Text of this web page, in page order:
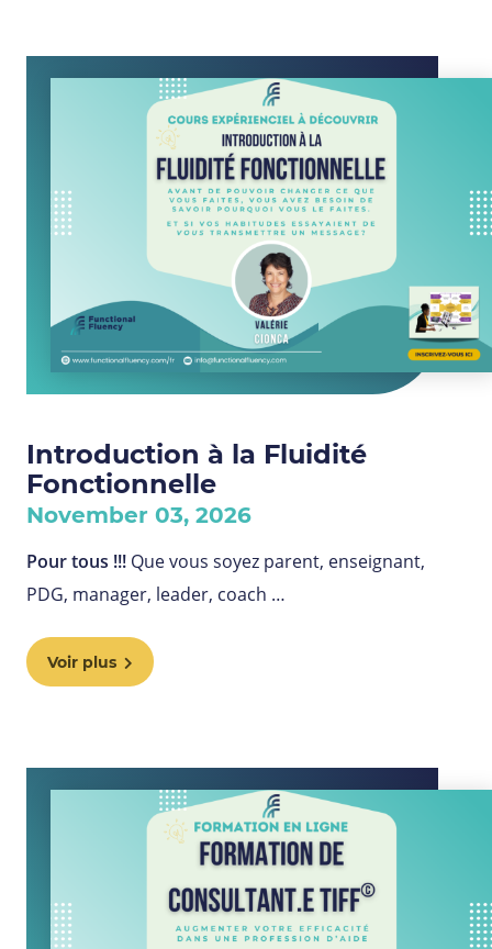
Introduction à la Fluidité
Fonctionnelle
November 03, 2026
Pour tous !!! Que vous soyez parent, enseignant,
PDG, manager, leader, coach …
Voir plus